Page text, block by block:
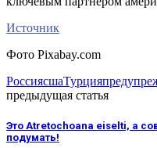
Источник
Фото Pixabay.com
РоссиясшаТурция
предыдущая статья
Это Atretochoana eiselti, а
подумать!